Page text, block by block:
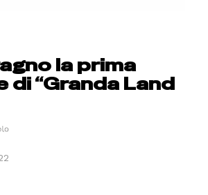
la prima
di “Granda Land